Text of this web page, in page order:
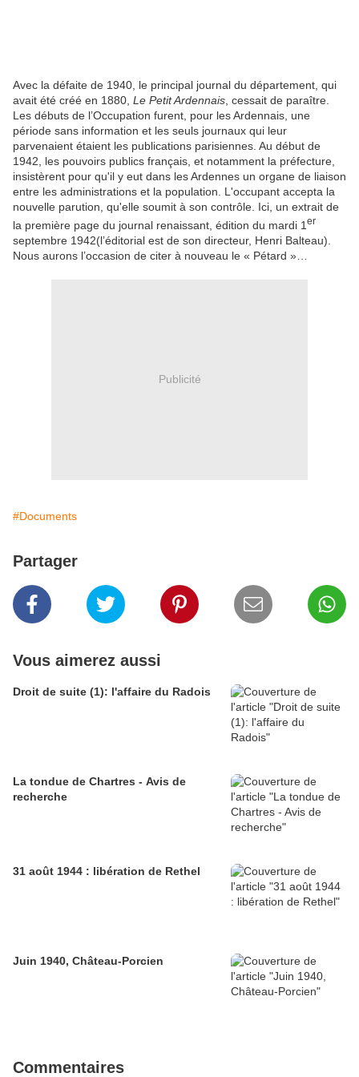
Avec la défaite de 1940, le principal journal du département, qui
avait été créé en 1880, Le Petit Ardennais , cessait de paraître.
Les débuts de l’Occupation furent, pour les Ardennais, une
période sans information et les seuls journaux qui leur
parvenaient étaient les publications parisiennes. Au début de
1942, les pouvoirs publics français, et notamment la préfecture,
insistèrent pour qu'il y eut dans les Ardennes un organe de liaison
entre les administrations et la population. L'occupant accepta la
nouvelle parution, qu'elle soumit à son contrôle. Ici, un extrait de
la première page du journal renaissant, édition du mardi 1 er
septembre 1942(l’éditorial est de son directeur, Henri Balteau).
Nous aurons l’occasion de citer à nouveau le « Pétard »…
Publicité
#Documents
Partager
Vous aimerez aussi
Droit de suite (1): l'affaire du Radois
La tondue de Chartres - Avis de
recherche
31 août 1944 : libération de Rethel
Juin 1940, Château-Porcien
Commentaires